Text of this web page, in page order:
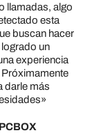
llamadas, algo
esta
buscan hacer
un
experiencia
darle más